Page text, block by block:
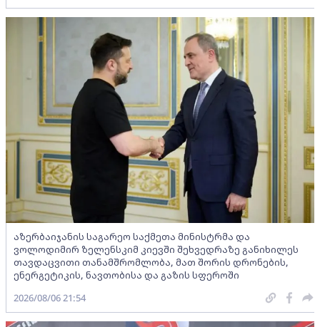
აზერბაიჯანის საგარეო საქმეთა მინისტრმა და
ვოლოდიმირ ზელენსკიმ კიევში შეხვედრაზე განიხილეს
თავდაცვითი თანამშრომლობა, მათ შორის დრონების,
ენერგეტიკის, ნავთობისა და გაზის სფეროში
2026/08/06 21:54